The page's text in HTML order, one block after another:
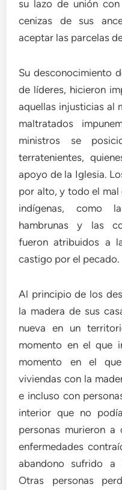
su lazo de unión
cenizas de sus
aceptar las parcelas
Su desconocimiento
de líderes, hicieron
aquellas injusticias al
maltratados
ministros se
terratenientes,
apoyo de la Iglesia.
por alto, y todo el
indígenas, como
hambrunas y las
fueron atribuidos a
castigo por el pecado.
Al principio de los
la madera de sus
nueva en un
momento en el que
momento en el
viviendas con la
e incluso con
interior que no
personas murieron
enfermedades
abandono sufrido a
Otras personas